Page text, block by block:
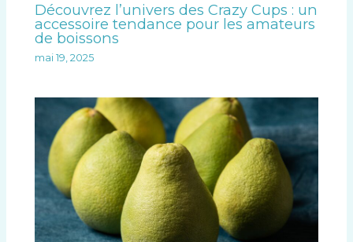
Découvrez l’univers des Crazy Cups : un
accessoire tendance pour les amateurs
de boissons
mai 19, 2025